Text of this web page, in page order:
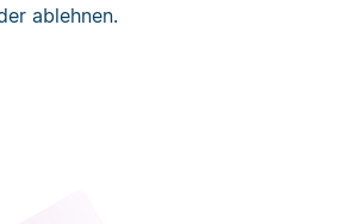
ablehnen.